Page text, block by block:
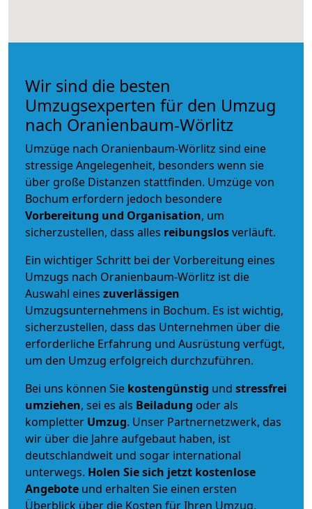
Wir sind die besten
Umzugsexperten für den Umzug
nach Oranienbaum-Wörlitz
Umzüge nach Oranienbaum-Wörlitz sind eine
stressige Angelegenheit, besonders wenn sie
über große Distanzen stattfinden. Umzüge von
Bochum erfordern jedoch besondere
Vorbereitung und Organisation, um
sicherzustellen, dass alles reibungslosverläuft.
Ein wichtiger Schritt bei der Vorbereitung eines
Umzugs nach Oranienbaum-Wörlitz ist die
Auswahl eines zuverlässigen
Umzugsunternehmens in Bochum. Es ist wichtig,
sicherzustellen, dass das Unternehmen über die
erforderliche Erfahrung und Ausrüstung verfügt,
um den Umzug erfolgreich durchzuführen.
Bei uns können Sie kostengünstig und stressfrei
umziehen, sei es als Beiladung oder als
kompletter Umzug. Unser Partnernetzwerk, das
wir über die Jahre aufgebaut haben, ist
deutschlandweit und sogar international
unterwegs. Holen Sie sich jetzt kostenlose
Angebote und erhalten Sie einen ersten
Überblick über die Kosten für Ihren Umzug.